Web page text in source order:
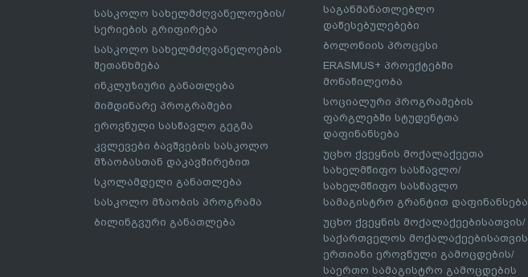
სასკოლო სახელმძღვანელოების/
სერიების გრიფირება
სასკოლო სახელმძღვანელოების
შეთანხმება
ინკლუზიური განათლება
მიმდინარე პროგრამები
ეროვნული სასწავლო გეგმა
კვლევები ბავშვების სასკოლო
მზაობასთან დაკავშირებით
სკოლამდელი განათლება
სასკოლო მზაობის პროგრამა
ბილინგვური განათლება
საგანმანათლებლო
დაწესებულებები
ბოლონიის პროცესი
ERASMUS+ პროექტებში
მონაწილეობა
სოციალური პროგრამების
ფარგლებში სტუდენტთა
დაფინანსება
უცხო ქვეყნის მოქალაქეეთა
სახელმწიფო სასწავლო/
სახელმწიფო სასწავლო
სამაგისტრო გრანტით დაფინანსება
უცხო ქვეყნის მოქალაქეებისათვის/
საქართველოს მოქალაქეებისათვის
ერთიანი ეროვნული გამოცდების/
საერთო სამაგისტრო გამოცდების